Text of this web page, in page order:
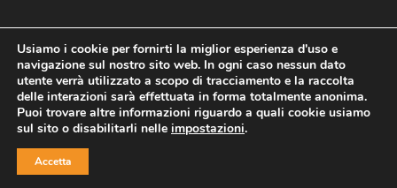
Home Statuto e bilancio
Contatti
Privacy
Cookie Child Protection Policy
Copyright © 2021 AddioPizzo | Tutti i diritti riservati | Sede
Usiamo i cookie per fornirti la miglior esperienza d'uso e
navigazione sul nostro sito web. In ogni caso nessun dato
utente verrà utilizzato a scopo di tracciamento e la raccolta
delle interazioni sarà effettuata in forma totalmente anonima.
Puoi trovare altre informazioni riguardo a quali cookie usiamo
sul sito o disabilitarli nelle impostazioni.
Accetta